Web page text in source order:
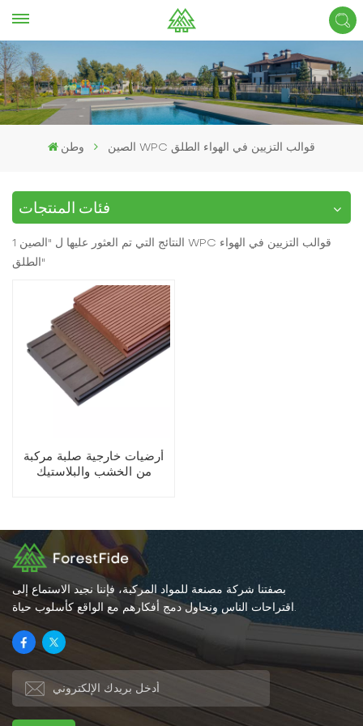
وطن الصين WPC قوالب التزيين في الهواء الطلق
فئات المنتجات
1 النتائج التي تم العثور عليها ل "الصين WPC قوالب التزيين في الهواء
الطلق"
أرضيات خارجية صلبة مركبة
من الخشب والبلاستيك
بصفتنا شركة مصنعة للمواد المركبة، فإننا نجيد الاستماع إلى
اقتراحات الناس ونحاول دمج أفكارهم مع الواقع كأسلوب حياة.